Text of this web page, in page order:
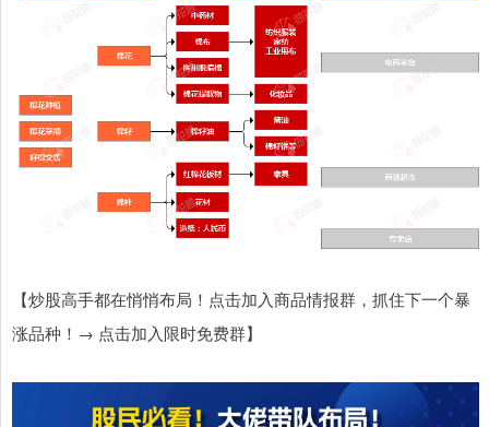
【炒股高手都在悄悄布局！点击加入商品情报群，抓住下一个暴
涨品种！→ 点击加入限时免费群】